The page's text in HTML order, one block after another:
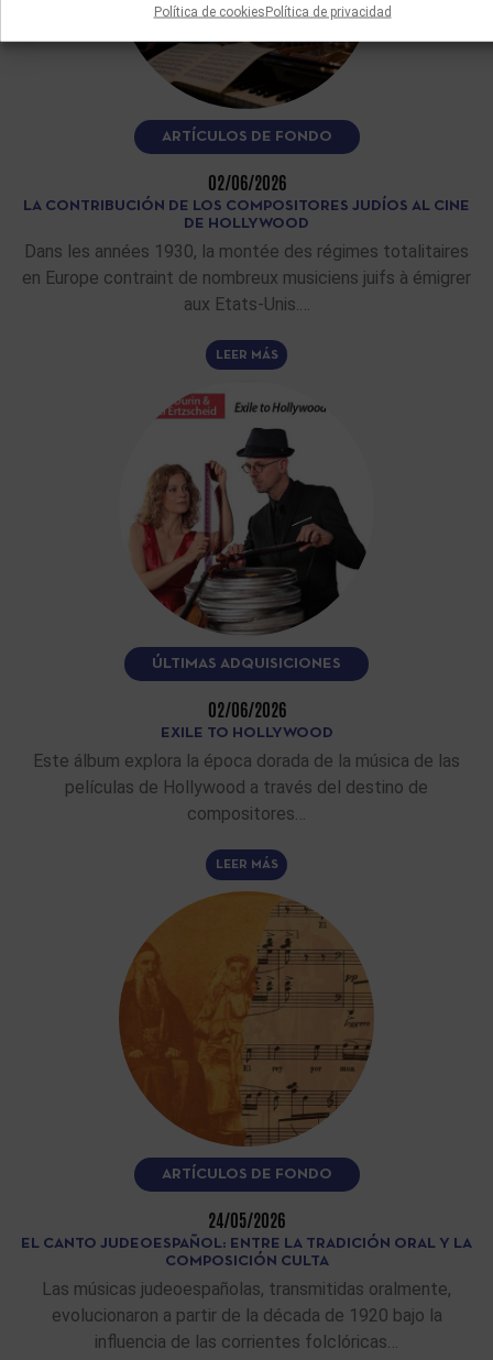
Política de cookiesPolítica de privacidad
ARTÍCULOS DE FONDO
02/06/2026
LA CONTRIBUCIÓN DE LOS COMPOSITORES JUDÍOS AL CINE
DE HOLLYWOOD
Dans les années 1930, la montée des régimes totalitaires
en Europe contraint de nombreux musiciens juifs à émigrer
aux Etats-Unis.…
LEER MÁS
ÚLTIMAS ADQUISICIONES
02/06/2026
EXILE TO HOLLYWOOD
Este álbum explora la época dorada de la música de las
películas de Hollywood a través del destino de
compositores…
LEER MÁS
ARTÍCULOS DE FONDO
24/05/2026
EL CANTO JUDEOESPAÑOL: ENTRE LA TRADICIÓN ORAL Y LA
COMPOSICIÓN CULTA
Las músicas judeoespañolas, transmitidas oralmente,
evolucionaron a partir de la década de 1920 bajo la
influencia de las corrientes folclóricas…